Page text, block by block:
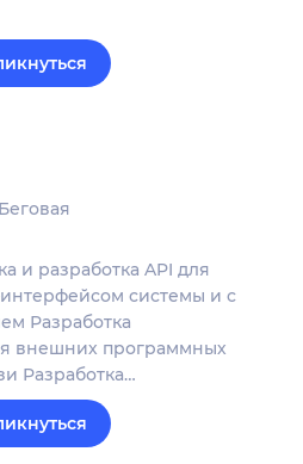
Беговая
и разработка API для
системы и с
Разработка
внешних программных
Разработка…